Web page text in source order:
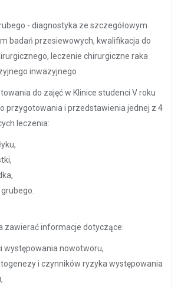
- diagnostyka ze szczegółowym
badań przesiewowych, kwalifikacja do
leczenie chirurgiczne raka
inwazyjnego
do zajęć w Klinice studenci V roku
przygotowania i przedstawienia jednej z 4
leczenia:
zawierać informacje dotyczące:
występowania nowotworu,
i czynników ryzyka występowania